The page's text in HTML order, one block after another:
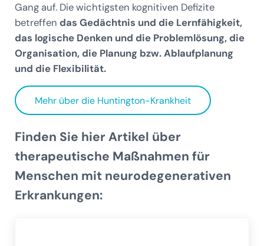
Gang auf. Die wichtigsten kognitiven Defizite
betreffen das Gedächtnis und die Lernfähigkeit,
das logische Denken und die Problemlösung, die
Organisation, die Planung bzw. Ablaufplanung
und die Flexibilität.
Mehr über die Huntington-Krankheit
Finden Sie hier Artikel über
therapeutische Maßnahmen für
Menschen mit neurodegenerativen
Erkrankungen: